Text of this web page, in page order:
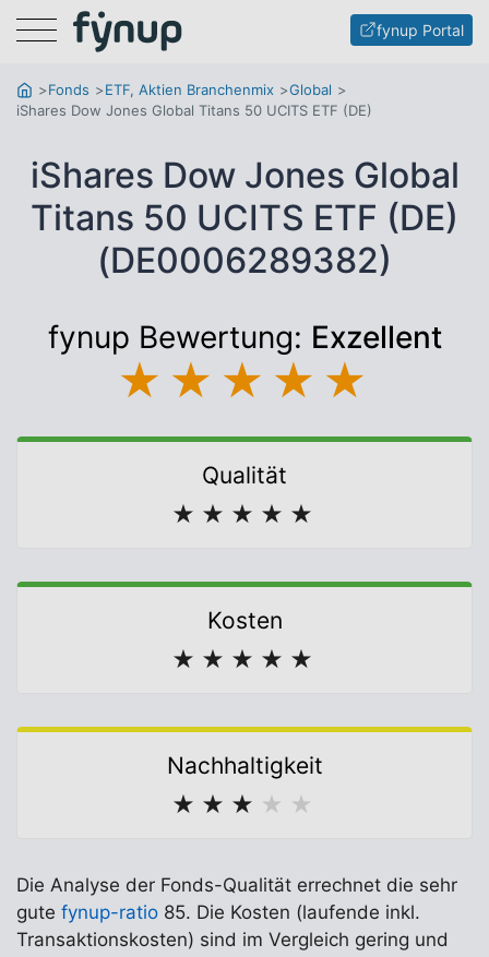
Menu fynup Portal
Fonds ETF, Aktien Branchenmix
Global
iShares Dow Jones Global Titans 50 UCITS ETF (DE)
iShares Dow Jones Global
Titans 50 UCITS ETF (DE)
(DE0006289382)
fynup Bewertung: Exzellent
★ ★ ★ ★ ★
Qualität
★ ★ ★ ★ ★
Kosten
★ ★ ★ ★ ★
Nachhaltigkeit
★ ★ ★ ★ ★
Die Analyse der Fonds-Qualität errechnet die sehr
gute fynup-ratio 85. Die Kosten (laufende inkl.
Transaktionskosten) sind im Vergleich gering und